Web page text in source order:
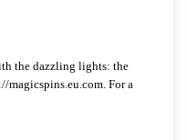
the dazzling lights: the
magicspins.eu.com. For a